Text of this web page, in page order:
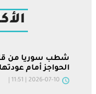
شطب سوريا من
الحواجز أمام
2026-07-10 | 11:51